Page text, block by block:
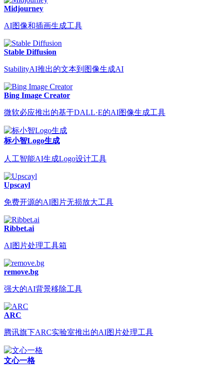
Midjourney
AI图像和插画生成工具
Stable Diffusion
StabilityAI推出的文本到图像生成AI
Bing Image Creator
微软必应推出的基于DALL·E的AI图像生成工具
标小智Logo生成
人工智能AI生成Logo设计工具
Upscayl
免费开源的AI图片无损放大工具
Ribbet.ai
AI图片处理工具箱
remove.bg
强大的AI背景移除工具
ARC
腾讯旗下ARC实验室推出的AI图片处理工具
文心一格